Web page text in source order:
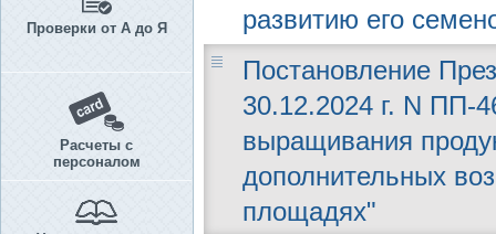
Проверки от А до Я
Расчеты с
персоналом
развитию его
Постановление
30.12.2024 г. N ПП-
выращивания
дополнительных
площадях"